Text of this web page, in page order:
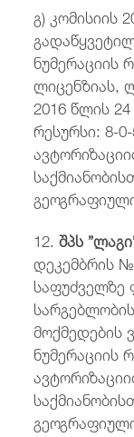
გ)კომისიის
ნუმერაციის
ლიცენზიას,
2016 წლის
რესურსი: 8-
12.შპს
დეკემბრის
საფუძველზე
მოქმედების
ნუმერაციის